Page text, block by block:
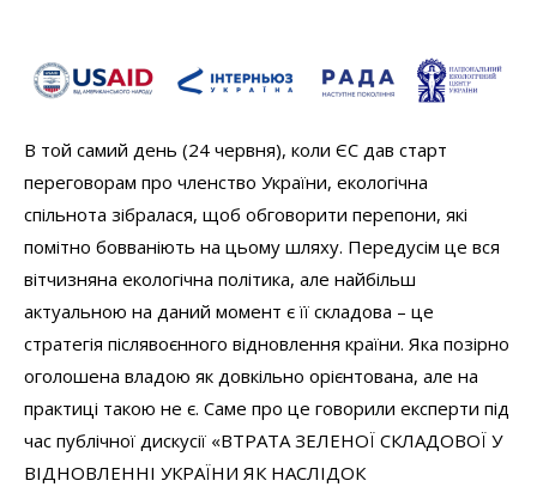
В той самий день (24 червня), коли ЄС дав старт
переговорам про членство України, екологічна
спільнота зібралася, щоб обговорити перепони, які
помітно бовваніють на цьому шляху. Передусім це вся
вітчизняна екологічна політика, але найбільш
актуальною на даний момент є її складова – це
стратегія післявоєнного відновлення країни. Яка позірно
оголошена владою як довкільно орієнтована, але на
практиці такою не є. Саме про це говорили експерти під
час публічної дискусії «ВТРАТА ЗЕЛЕНОЇ СКЛАДОВОЇ У
ВІДНОВЛЕННІ УКРАЇНИ ЯК НАСЛІДОК